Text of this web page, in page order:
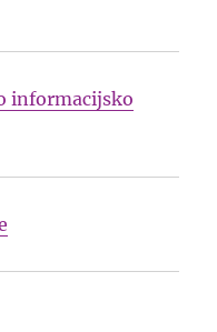
informacijsko